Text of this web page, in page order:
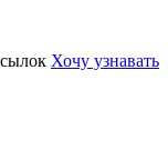
Хочу узнавать